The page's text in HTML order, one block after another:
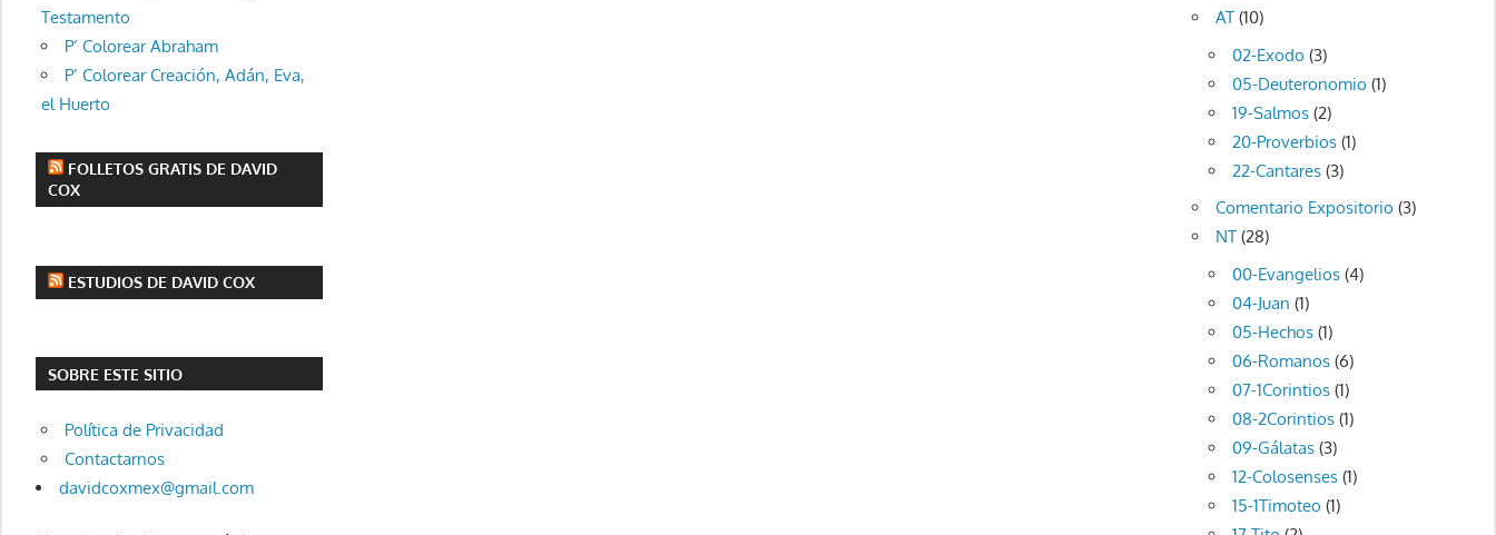
Testamento
P’ Colorear Abraham
P’ Colorear Creación, Adán, Eva,
el Huerto
FOLLETOS GRATIS DE DAVID
COX
ESTUDIOS DE DAVID COX
SOBRE ESTE SITIO
Política de Privacidad
Contactarnos
davidcoxmex@gmail.com
AT (10)
02-Exodo (3)
05-Deuteronomio (1)
19-Salmos (2)
20-Proverbios (1)
22-Cantares (3)
Comentario Expositorio (3)
NT (28)
00-Evangelios (4)
04-Juan (1)
05-Hechos (1)
06-Romanos (6)
07-1Corintios (1)
08-2Corintios (1)
09-Gálatas (3)
12-Colosenses (1)
15-1Timoteo (1)